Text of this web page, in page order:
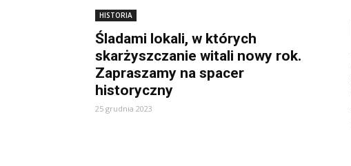
HISTORIA
Śladami lokali, w których
skarżyszczanie witali nowy rok.
Zapraszamy na spacer
historyczny
25 grudnia 2023